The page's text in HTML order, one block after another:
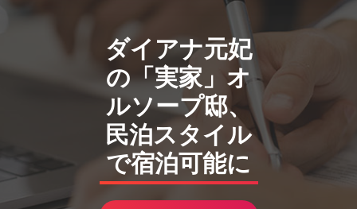
ダイアナ元妃
の「実家」オ
ルソープ邸、
民泊スタイル
で宿泊可能に